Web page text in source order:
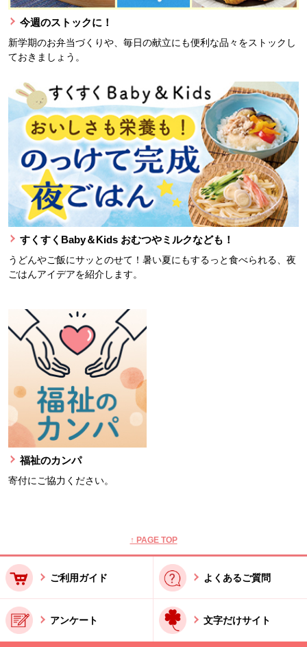
今週のストックに！
新学期のお弁当づくりや、毎日の献立にも便利な品々をストックし
ておきましょう。
すくすくBaby＆Kids おむつやミルクなども！
うどんやご飯にサッとのせて！暑い夏にもするっと食べられる、夜
ごはんアイデアを紹介します。
福祉のカンパ
寄付にご協力ください。
↑ PAGE TOP
ご利用ガイド よくあるご質問
アンケート 文字だけサイト